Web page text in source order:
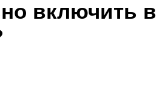
включить в